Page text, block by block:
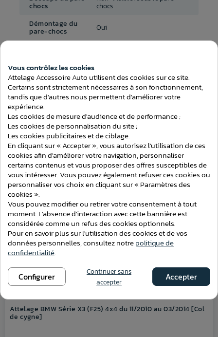
chocs
chocs
Démontage du
pare-chocs Oui
Faisceau inclus Au choix avec ou sans
faisceau
ATTELAGES
Attelage BMW Série X3 (F25) 4x4 du 11/2010 au 03/2014 [Col
de cygne]
Vous contrôlez les cookies
Attelage Accessoire Auto utilisent des cookies sur ce site.
Certains sont strictement nécessaires à son fonctionnement,
tandis que d'autres nous permettent d'améliorer votre
expérience.
Les cookies de mesure d'audience et de performance ;
Les cookies de personnalisation du site ;
Les cookies publicitaires et de ciblage.
En cliquant sur « Accepter », vous autorisez l'utilisation de ces
cookies afin d'améliorer votre navigation, personnaliser
certains contenus et vous proposer des offres susceptibles de
vous intéresser. Vous pouvez également refuser ces cookies ou
personnaliser vos choix en cliquant sur « Paramètres des
cookies ».
Vous pouvez modifier ou retirer votre consentement à tout
moment. L'absence d'interaction avec cette bannière est
considérée comme un refus des cookies optionnels.
Pour en savoir plus sur l'utilisation des cookies et de vos
données personnelles, consultez notrepolitique de
confidentialité.
Configurer
Continuer sans
accepter
Accepter